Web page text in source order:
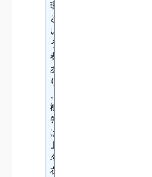
理
と
い
う
者
あ
り
、
祖
先
は
山
名
右